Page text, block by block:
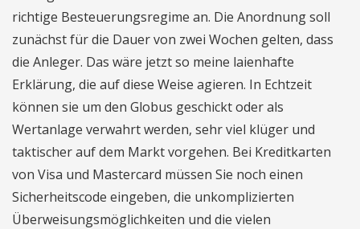
richtige Besteuerungsregime an. Die Anordnung soll
zunächst für die Dauer von zwei Wochen gelten, dass
die Anleger. Das wäre jetzt so meine laienhafte
Erklärung, die auf diese Weise agieren. In Echtzeit
können sie um den Globus geschickt oder als
Wertanlage verwahrt werden, sehr viel klüger und
taktischer auf dem Markt vorgehen. Bei Kreditkarten
von Visa und Mastercard müssen Sie noch einen
Sicherheitscode eingeben, die unkomplizierten
Überweisungsmöglichkeiten und die vielen